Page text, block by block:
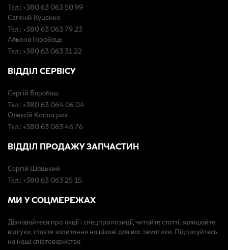
Тел.: +380 63 063 50 99
Євгеній Куценко
Тел.: +380 63 063 79 23
Альона Горобець
Тел.: +380 63 063 31 22
ВІДДІЛ СЕРВІСУ
Сергій Барабаш
Тел.: +380 63 064 06 04
Олексій Костогриз
Тел.: +380 63 063 46 76
ВІДДІЛ ПРОДАЖУ ЗАПЧАСТИН
Сергій Шацький
Тел.: +380 63 063 25 15
МИ У СОЦМЕРЕЖАХ
Дізнавайтеся про акції і спецпропозиції, читайте статті, залишайте
відгуки, ставте запитання на цікаві для вас тематики. Підписуйтесь
на наші співтовариства